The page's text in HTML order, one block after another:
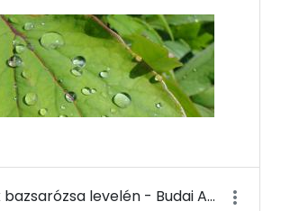
Vízcseppek bazsarózsa levelén - Budai Arborétum